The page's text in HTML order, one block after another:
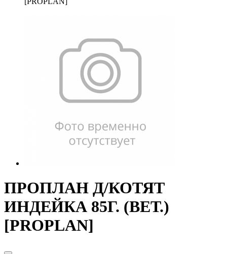
ПРОПЛАН Д/КОТЯТ
ИНДЕЙКА 85Г. (ВЕТ.)
[PROPLAN]